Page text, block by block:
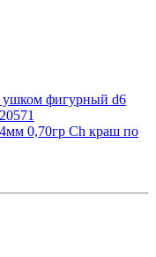
фигурный d6
0,70гр Ch краш по